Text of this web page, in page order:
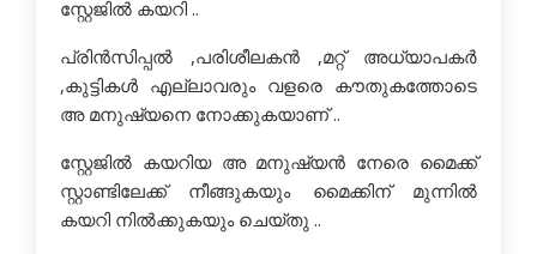
സ്റ്റേജില്‍ കയറി ..
പ്രിന്‍സിപ്പല്‍ ,പരിശീലകന്‍ ,മറ്റ് അധ്യാപകര്‍
,കുട്ടികള്‍ എല്ലാവരും വളരെ കൗതുകത്തോടെ
അ മനുഷ്യനെ നോക്കുകയാണ് ..
സ്റ്റേജില്‍ കയറിയ അ മനുഷ്യന്‍ നേരെ മൈക്ക്
സ്റ്റാണ്ടിലേക്ക് നീങ്ങുകയും മൈക്കിന് മുന്നില്‍
കയറി നില്‍ക്കുകയും ചെയ്തു ..